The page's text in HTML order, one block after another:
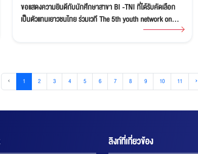
ขอแสดงความยินดีกับนักศึกษาสาขา BI -TNI ที่ได้รับคัดเลือก
เป็นตัวแทนเยาวชนไทย ร่วมเวที The 5th youth network on
‹ 1 2 3 4 5 6 7 8 9 10 11 ›
ลิงก์ที่เกี่ยวข้อง